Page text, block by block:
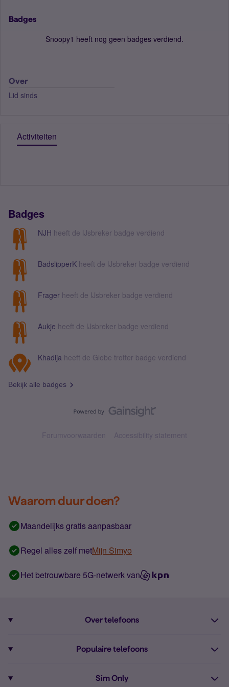
Badges
Snoopy1 heeft nog geen badges verdiend.
Over
Lid sinds
Activiteiten
Badges
NJH heeft de IJsbreker badge verdiend
BadslipperK heeft de IJsbreker badge verdiend
Frager heeft de IJsbreker badge verdiend
Aukje heeft de IJsbreker badge verdiend
Khadija heeft de Globe trotter badge verdiend
Bekijk alle badges
Forumvoorwaarden Accessibility statement
Waarom duur doen?
Maandelijks gratis aanpasbaar
Regel alles zelf metMijn Simyo
Het betrouwbare 5G-netwerk van
Over telefoons
Alle telefoons
Populaire telefoons
Sim Only